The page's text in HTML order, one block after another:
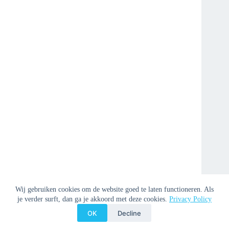
Wij gebruiken cookies om de website goed te laten functioneren. Als
je verder surft, dan ga je akkoord met deze cookies. Privacy Policy
OK Decline